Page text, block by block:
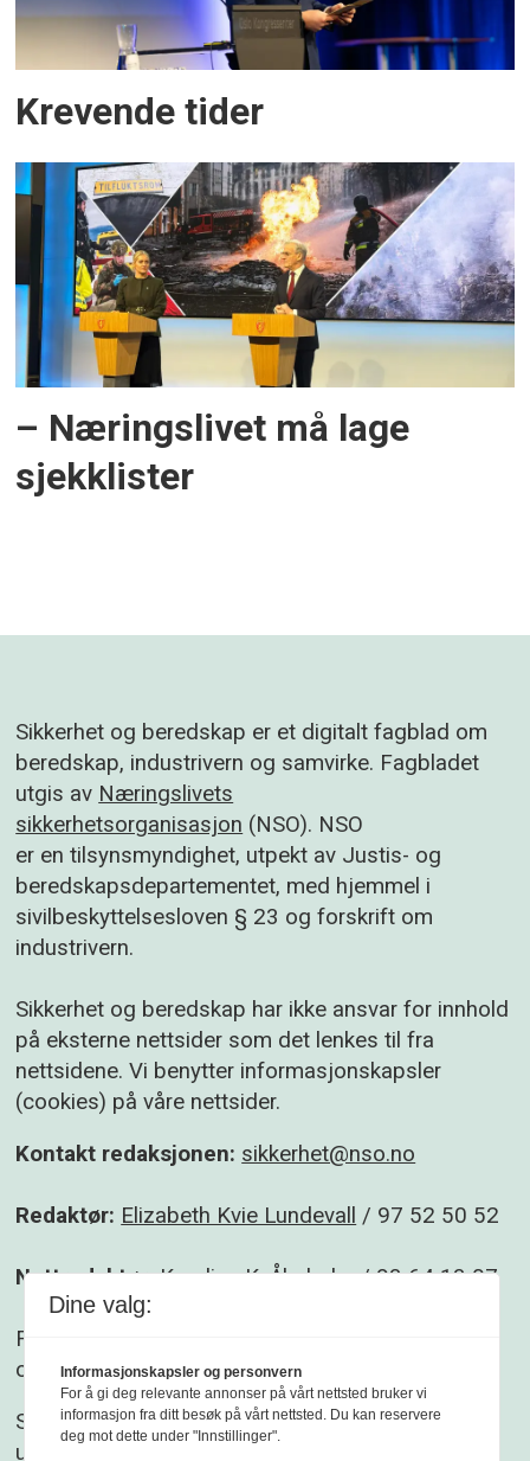
Krevende tider
– Næringslivet må lage
sjekklister
Sikkerhet og beredskap er et digitalt fagblad om
beredskap, industrivern og samvirke. Fagbladet
utgis av Næringslivets
sikkerhetsorganisasjon (NSO). NSO
er en tilsynsmyndighet, utpekt av Justis- og
beredskapsdepartementet, med hjemmel i
sivilbeskyttelsesloven § 23 og forskrift om
industrivern.
Sikkerhet og beredskap har ikke ansvar for innhold
på eksterne nettsider som det lenkes til fra
nettsidene. Vi benytter informasjonskapsler
(cookies) på våre nettsider.
Kontakt redaksjonen: sikkerhet@nso.no
Redaktør: Elizabeth Kvie Lundevall / 97 52 50 52
Nettredaktør: Karoline K. Åbyholm/ 93 64 13 07
Følg gjerne Sikkerhet og beredskap på
og
Linkedin.
Sikkerhet og beredskap er et redaksjonelt
uavhengig fagblad som redigeres etter
Dine valg:
Informasjonskapsler og personvern
For å gi deg relevante annonser på vårt nettsted bruker vi
informasjon fra ditt besøk på vårt nettsted. Du kan reservere
deg mot dette under "Innstillinger".